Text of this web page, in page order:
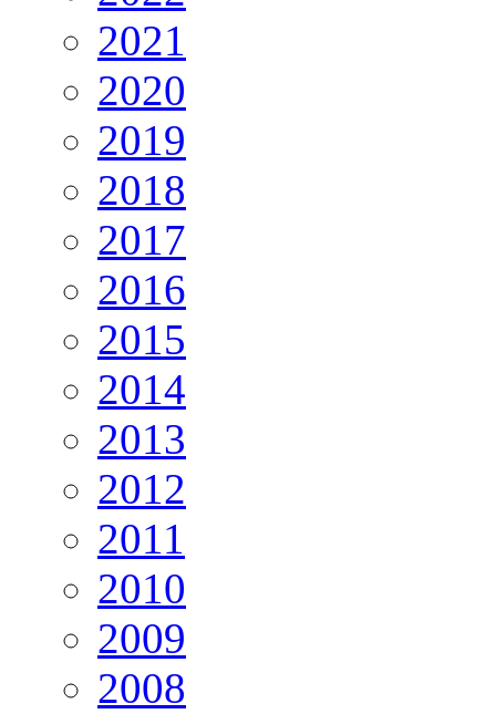
2021
2020
2019
2018
2017
2016
2015
2014
2013
2012
2011
2010
2009
2008